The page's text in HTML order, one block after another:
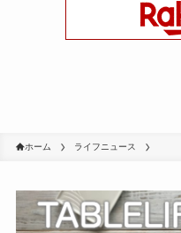
ホーム ライフニュース